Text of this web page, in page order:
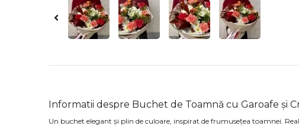
Informatii despre Buchet de Toamnă cu Garoafe și
Un buchet elegant și plin de culoare, inspirat de frumusețea toamnei.